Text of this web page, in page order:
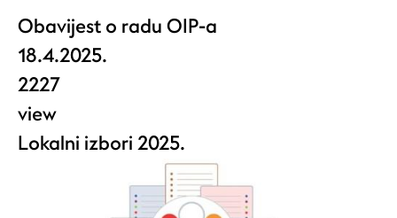
Obavijest o radu OIP-a
18.4.2025.
2227
view
Lokalni izbori 2025.